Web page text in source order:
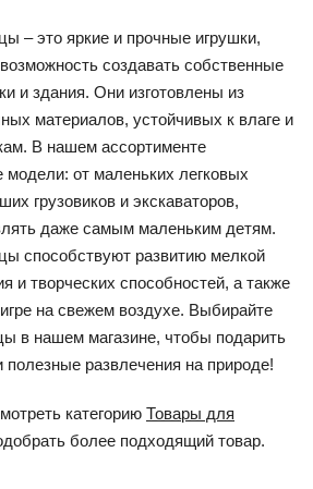
– это яркие и прочные игрушки,
создавать собственные
и здания. Они изготовлены из
материалов, устойчивых к влаге и
В нашем ассортименте
от маленьких легковых
грузовиков и экскаваторов,
даже самым маленьким детям.
способствуют развитию мелкой
и творческих способностей, а также
на свежем воздухе. Выбирайте
в нашем магазине, чтобы подарить
полезные развлечения на природе!
категорию Товары для
более подходящий товар.